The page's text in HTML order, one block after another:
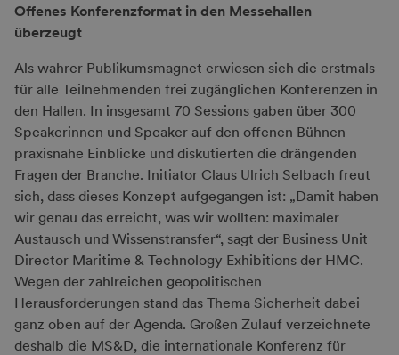
Offenes Konferenzformat in den Messehallen
überzeugt
Als wahrer Publikumsmagnet erwiesen sich die erstmals
für alle Teilnehmenden frei zugänglichen Konferenzen in
den Hallen. In insgesamt 70 Sessions gaben über 300
Speakerinnen und Speaker auf den offenen Bühnen
praxisnahe Einblicke und diskutierten die drängenden
Fragen der Branche. Initiator Claus Ulrich Selbach freut
sich, dass dieses Konzept aufgegangen ist: „Damit haben
wir genau das erreicht, was wir wollten: maximaler
Austausch und Wissenstransfer“, sagt der Business Unit
Director Maritime & Technology Exhibitions der HMC.
Wegen der zahlreichen geopolitischen
Herausforderungen stand das Thema Sicherheit dabei
ganz oben auf der Agenda. Großen Zulauf verzeichnete
deshalb die MS&D, die internationale Konferenz für